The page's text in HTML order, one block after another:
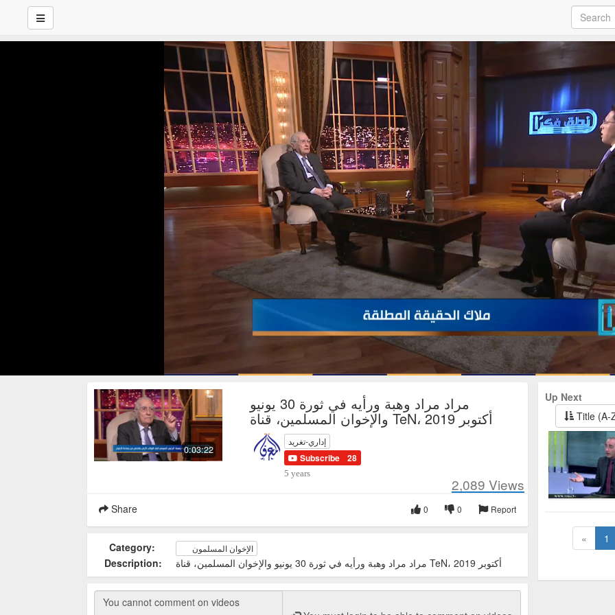
0:03:22
مراد مراد وهبة ورأيه في ثورة 30 يونيو
والإخوان المسلمين، قناة TeN، أكتوبر 2019
إداري-تغريد
Subscribe 28
5 years
2,089 Views
Share Report
0
0
Category: الإخوان المسلمون
Description: مراد مراد وهبة ورأيه في ثورة 30 يونيو والإخوان المسلمين، قناة TeN، أكتوبر 2019
Up Next
Title (A-
« 1